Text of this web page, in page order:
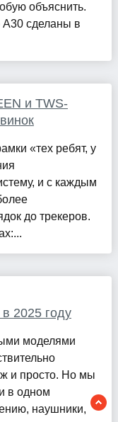
объяснить.
сделаны в
и TWS-
«тех ребят, у
и с каждым
до трекеров.
2025 году
моделями
и просто. Но мы
в одном
наушники,